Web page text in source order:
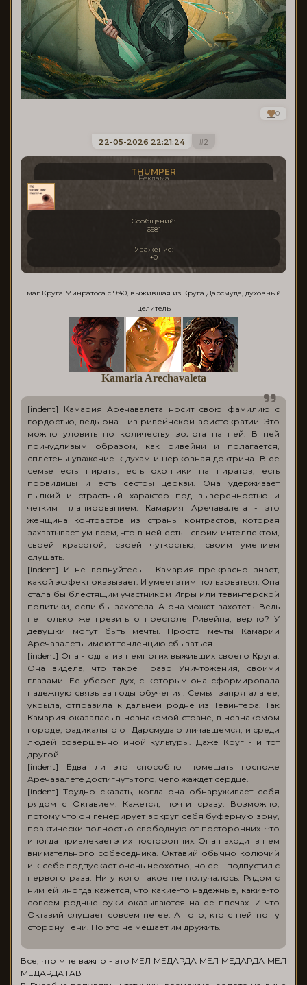
0
2
22-05-2026 22:21:24
THUMPER
Реклама
Сообщений:
6581
Уважение:
+0
маг Круга Минратоса с 9:40, выжившая из Круга Дарсмуда, духовный
целитель
Kamaria Arechavaleta
[indent] Камария Аречавалета носит свою фамилию с
гордостью, ведь она - из ривейнской аристократии. Это
можно уловить по количеству золота на ней. В ней
причудливым образом, как ривейни и полагается,
сплетены уважение к духам и церковная доктрина. В ее
семье есть пираты, есть охотники на пиратов, есть
провидицы и есть сестры церкви. Она удерживает
пылкий и страстный характер под выверенностью и
четким планированием. Камария Аречавалета - это
женщина контрастов из страны контрастов, которая
захватывает ум всем, что в ней есть - своим интеллектом,
своей красотой, своей чуткостью, своим умением
слушать.
[indent] И не волнуйтесь - Камария прекрасно знает,
какой эффект оказывает. И умеет этим пользоваться. Она
стала бы блестящим участником Игры или тевинтерской
политики, если бы захотела. А она может захотеть. Ведь
не только же грезить о престоле Ривейна, верно? У
девушки могут быть мечты. Просто мечты Камарии
Аречавалеты имеют тенденцию сбываться.
[indent] Она - одна из немногих выживших своего Круга.
Она видела, что такое Право Уничтожения, своими
глазами. Ее уберег дух, с которым она сформировала
надежную связь за годы обучения. Семья запрятала ее,
укрыла, отправила к дальней родне из Тевинтера. Так
Камария оказалась в незнакомой стране, в незнакомом
городе, радикально от Дарсмуда отличавшемся, и среди
людей совершенно иной культуры. Даже Круг - и тот
другой.
[indent] Едва ли это способно помешать госпоже
Аречавалете достигнуть того, чего жаждет сердце.
[indent] Трудно сказать, когда она обнаруживает себя
рядом с Октавием. Кажется, почти сразу. Возможно,
потому что он генерирует вокруг себя буферную зону,
практически полностью свободную от посторонних. Что
иногда привлекает этих посторонних. Она находит в нем
внимательного собеседника. Октавий обычно колючий
и к себе подпускает очень неохотно, но ее - подпустил с
первого раза. Ни у кого такое не получалось. Рядом с
ним ей иногда кажется, что какие-то надежные, какие-то
совсем родные руки оказываются на ее плечах. И что
Октавий слушает совсем не ее. А того, кто с ней по ту
сторону Тени. Но это не мешает им дружить.
Все, что мне важно - это МЕЛ МЕДАРДА МЕЛ МЕДАРДА МЕЛ
МЕДАРДА ГАВ